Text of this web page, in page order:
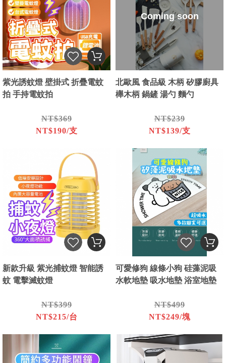
紫光誘蚊燈 壁掛式 折疊電蚊
拍 手持電蚊拍
NT$369
NT$190/支
Coming soon
北歐風 食品級 木柄 矽膠廚具
櫸木柄 鍋鏟 湯勺 麵勺
NT$239
NT$139/支
新款升級 紫光捕蚊燈 智能誘
蚊 電擊滅蚊燈
NT$399
NT$215/台
可愛修狗 線條小狗 硅藻泥吸
水軟地墊 吸水地墊 浴室地墊
NT$499
NT$249/塊